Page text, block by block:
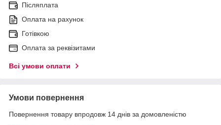
Післяплата
Оплата на рахунок
Готівкою
Оплата за реквізитами
Всі умови оплати
Умови повернення
Повернення товару впродовж 14 днів за домовленістю